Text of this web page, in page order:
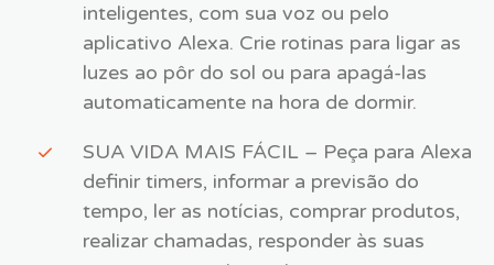
inteligentes, com sua voz ou pelo
aplicativo Alexa. Crie rotinas para ligar as
luzes ao pôr do sol ou para apagá-las
automaticamente na hora de dormir.
SUA VIDA MAIS FÁCIL – Peça para Alexa
definir timers, informar a previsão do
tempo, ler as notícias, comprar produtos,
realizar chamadas, responder às suas